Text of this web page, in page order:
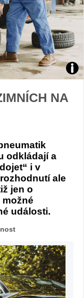
NA
odkládají a
i v
ale
jen o
události.